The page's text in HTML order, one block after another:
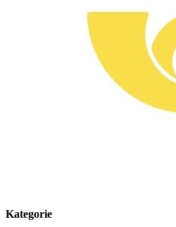
Kategorie